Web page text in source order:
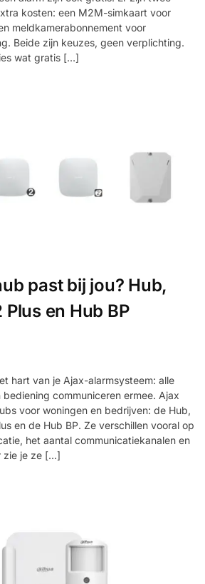
kosten: een M2M-simkaart voor
meldkamerabonnement voor
Beide zijn keuzes, geen verplichting.
wat gratis […]
past bij jou? Hub,
en Hub BP
hart van je Ajax-alarmsysteem: alle
communiceren ermee. Ajax
voor woningen en bedrijven: de Hub,
en de Hub BP. Ze verschillen vooral op
het aantal communicatiekanalen en
zie je ze […]